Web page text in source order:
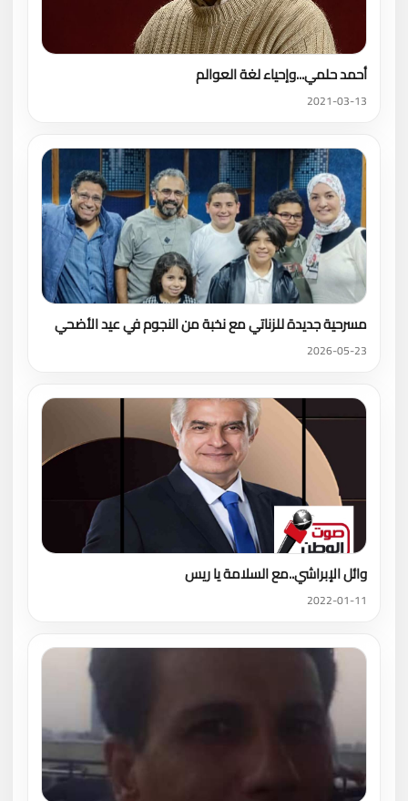
أحمد حلمي...وإحياء لغة العوالم
2021-03-13
مسرحية جديدة للزناتي مع نخبة من النجوم في عيد الأضحي
2026-05-23
وائل الإبراشي..مع السلامة يا ريس
2022-01-11